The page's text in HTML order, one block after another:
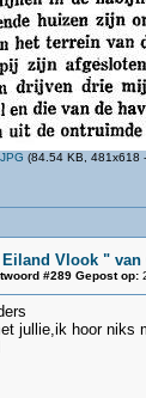
(84.54 KB, 481x618
Eiland Vlook " van
#289 Gepost op:
jullie,ik hoor niks